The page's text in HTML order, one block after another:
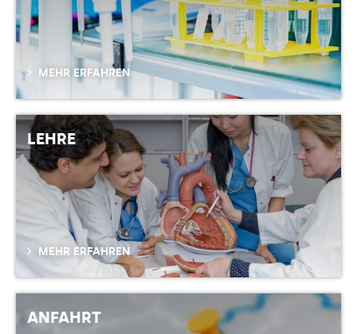
MEHR ERFAHREN
LEHRE
MEHR ERFAHREN
ANFAHRT